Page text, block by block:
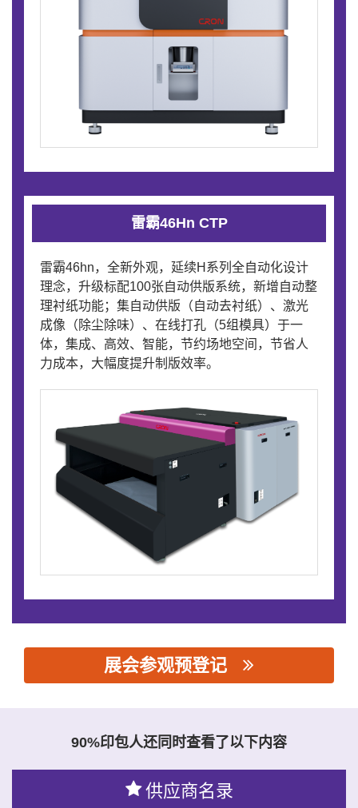
雷霸46Hn CTP
雷霸46hn，全新外观，延续H系列全自动化设计
理念，升级标配100张自动供版系统，新增自动整
理衬纸功能；集自动供版（自动去衬纸）、激光
成像（除尘除味）、在线打孔（5组模具）于一
体，集成、高效、智能，节约场地空间，节省人
力成本，大幅度提升制版效率。
展会参观预登记
90%印包人还同时查看了以下内容
供应商名录